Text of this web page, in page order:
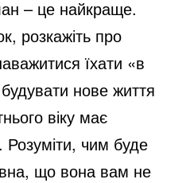
– це найкраще.
розкажіть про
їхати «в
нове життя
віку має
Розуміти, чим буде
що вона вам не